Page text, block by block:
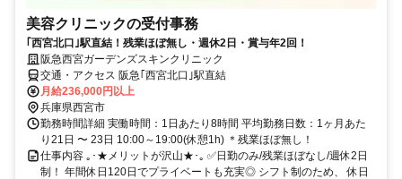
美容クリニックの受付事務
｢西宮北口｣駅直結！残業ほぼ無し・週休2日・賞与年2回！
阪急西宮ガーデンズスキンクリニック
交通・アクセス 阪急｢西宮北口｣駅直結
月給236,000円以上
兵庫県西宮市
勤務時間詳細 実働時間：1日あたり8時間 平均勤務日数：1ヶ月あた
り21日 〜 23日 10:00～19:00(休憩1h) ＊残業ほぼ無し！
仕事内容 ｡･★メリットが沢山★･｡ ✅️日勤のみ/残業ほぼなし/週休2日
制！ 年間休日120日でプライベートも充実◎ シフト制のため、 休日